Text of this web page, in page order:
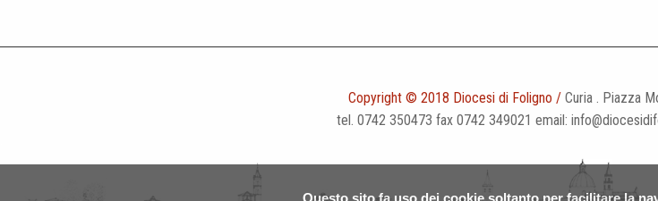
Questo sito fa uso dei cookie soltanto per facilitare la
Copyright © 2018 Diocesi di Foligno / Curia . Piazza
tel. 0742 350473 fax 0742 349021 email: